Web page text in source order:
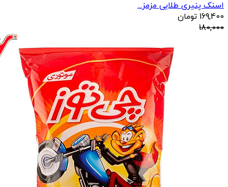
اسنک پنیری طلایی مزمز...
169,400 تومان
180,000